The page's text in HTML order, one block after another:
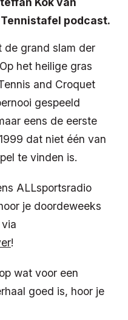
Tennistafel podcast.
de grand slam der
het heilige gras
and Croquet
gespeeld
eens de eerste
dat niet één van
te vinden is.
ALLsportsradio
je doordeweeks
!
wat voor een
goed is, hoor je